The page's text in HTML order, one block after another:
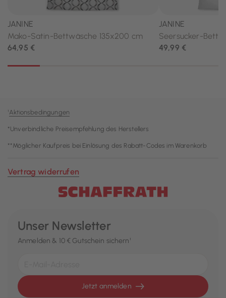
¹Aktionsbedingungen
*Unverbindliche Preisempfehlung des Herstellers
**Möglicher Kaufpreis bei Einlösung des Rabatt-Codes im Warenkorb
Vertrag widerrufen
Unser Newsletter
Anmelden & 10 € Gutschein sichern¹
Jetzt anmelden